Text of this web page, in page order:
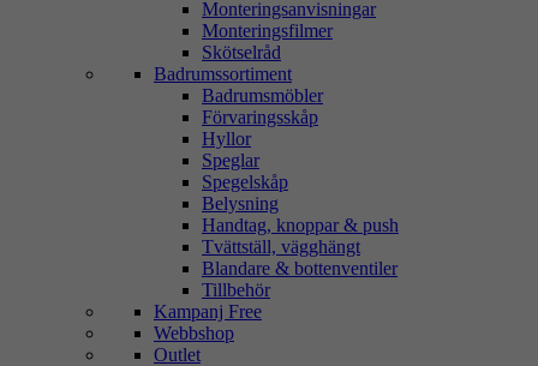
Monteringsanvisningar
Monteringsfilmer
Skötselråd
Badrumssortiment
Badrumsmöbler
Förvaringsskåp
Hyllor
Speglar
Spegelskåp
Belysning
Handtag, knoppar & push
Tvättställ, vägghängt
Blandare & bottenventiler
Tillbehör
Kampanj Free
Webbshop
Outlet